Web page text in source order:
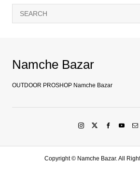
Namche Bazar
OUTDOOR PROSHOP Namche Bazar
Copyright © Namche Bazar. All